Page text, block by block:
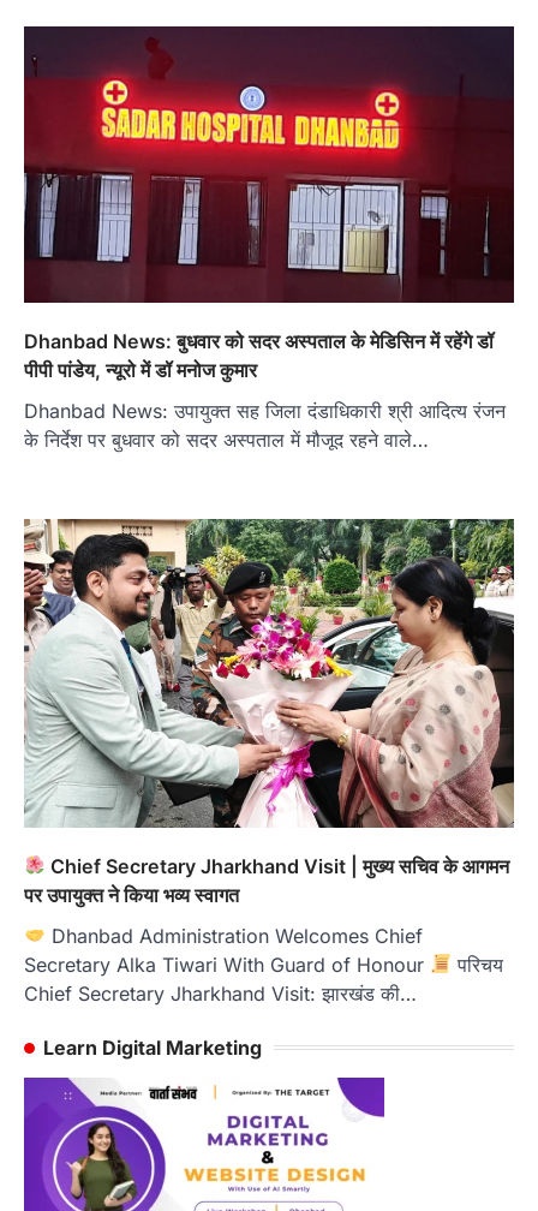
Dhanbad News: बुधवार को सदर अस्पताल के मेडिसिन में रहेंगे डॉ
पीपी पांडेय, न्यूरो में डॉ मनोज कुमार
Dhanbad News: उपायुक्त सह जिला दंडाधिकारी श्री आदित्य रंजन
के निर्देश पर बुधवार को सदर अस्पताल में मौजूद रहने वाले…
Chief Secretary Jharkhand Visit | मुख्य सचिव के आगमन
पर उपायुक्त ने किया भव्य स्वागत
Dhanbad Administration Welcomes Chief
Secretary Alka Tiwari With Guard of Honour
परिचय
Chief Secretary Jharkhand Visit: झारखंड की…
Learn Digital Marketing